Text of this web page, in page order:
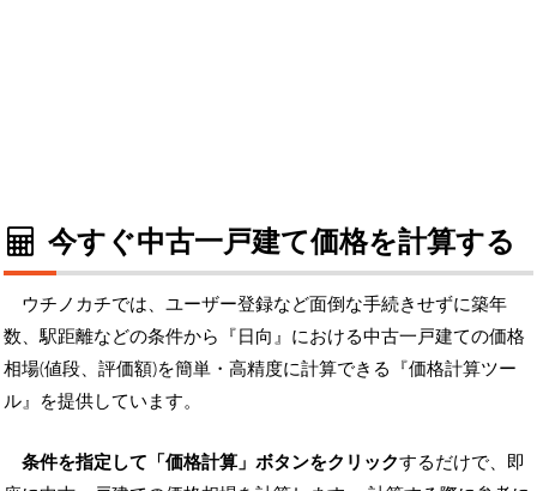
今すぐ中古一戸建て価格を計算する
ウチノカチでは、ユーザー登録など面倒な手続きせずに築年
数、駅距離などの条件から『日向』における中古一戸建ての価格
相場(値段、評価額)を簡単・高精度に計算できる『価格計算ツー
ル』を提供しています。
条件を指定して「価格計算」ボタンをクリックするだけで、即